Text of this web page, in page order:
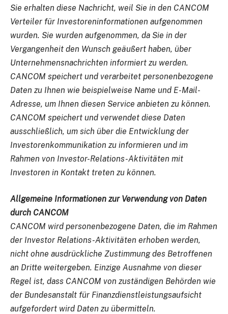
Sie erhalten diese Nachricht, weil Sie in den CANCOM
Verteiler für Investoreninformationen aufgenommen
wurden. Sie wurden aufgenommen, da Sie in der
Vergangenheit den Wunsch geäußert haben, über
Unternehmensnachrichten informiert zu werden.
CANCOM speichert und verarbeitet personenbezogene
Daten zu Ihnen wie beispielweise Name und E-Mail-
Adresse, um Ihnen diesen Service anbieten zu können.
CANCOM speichert und verwendet diese Daten
ausschließlich, um sich über die Entwicklung der
Investorenkommunikation zu informieren und im
Rahmen von Investor-Relations-Aktivitäten mit
Investoren in Kontakt treten zu können.
Allgemeine Informationen zur Verwendung von Daten
durch CANCOM
CANCOM wird personenbezogene Daten, die im Rahmen
der Investor Relations-Aktivitäten erhoben werden,
nicht ohne ausdrückliche Zustimmung des Betroffenen
an Dritte weitergeben. Einzige Ausnahme von dieser
Regel ist, dass CANCOM von zuständigen Behörden wie
der Bundesanstalt für Finanzdienstleistungsaufsicht
aufgefordert wird Daten zu übermitteln.